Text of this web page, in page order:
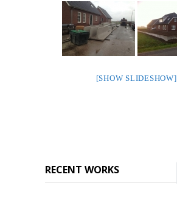
[SHOW SLIDESHOW]
RECENT WORKS